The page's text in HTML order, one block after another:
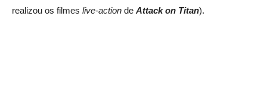
realizou os filmes live-action de Attack on Titan).